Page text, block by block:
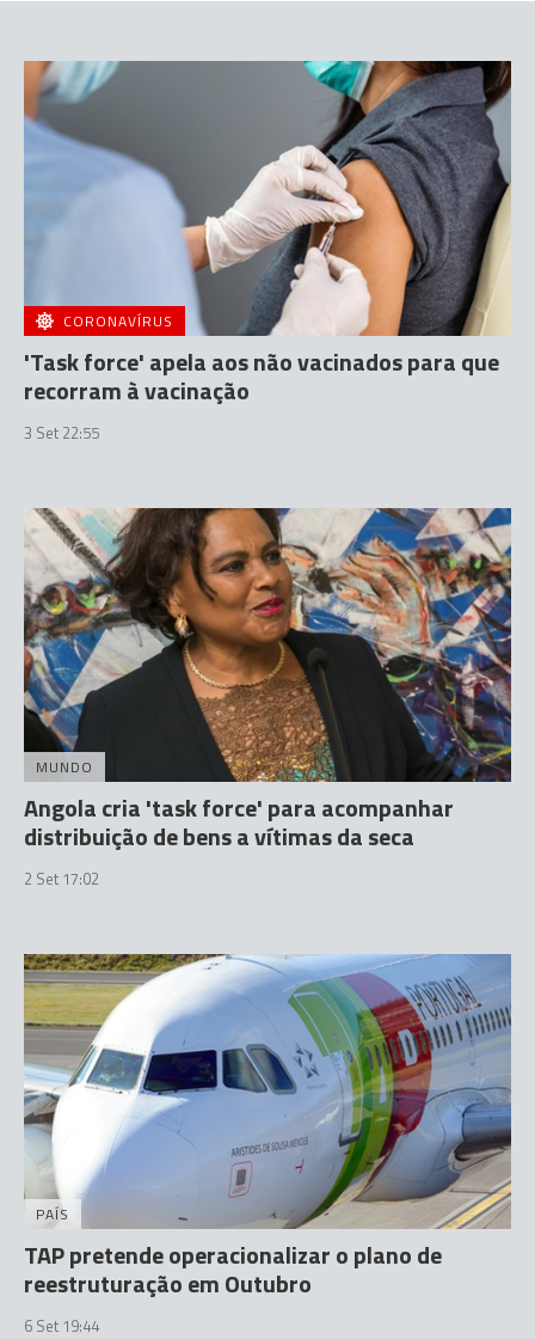
CORONAVÍRUS
'Task force' apela aos não vacinados para que
recorram à vacinação
3 Set 22:55
MUNDO
Angola cria 'task force' para acompanhar
distribuição de bens a vítimas da seca
2 Set 17:02
PAÍS
TAP pretende operacionalizar o plano de
reestruturação em Outubro
6 Set 19:44